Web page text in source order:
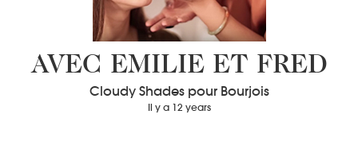
AVEC EMILIE ET FRED
Cloudy Shades pour Bourjois
Il y a 12 years